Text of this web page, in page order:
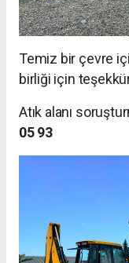
Temiz bir çevre
birliği için
Atık alanı
05 93